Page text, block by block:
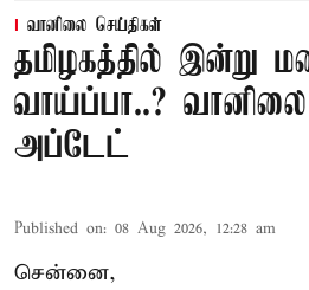
வானிலை செய்திகள்
தமிழகத்தில் இன்று
வாய்ப்பா..?
அப்டேட்
Published on: 08 Aug 2026, 12:28 am
சென்னை,